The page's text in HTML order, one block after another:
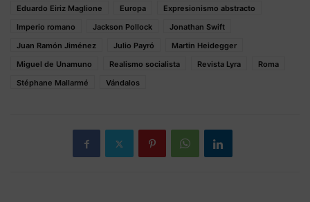
Eduardo Eiriz Maglione
Europa
Expresionismo abstracto
Imperio romano
Jackson Pollock
Jonathan Swift
Juan Ramón Jiménez
Julio Payró
Martin Heidegger
Miguel de Unamuno
Realismo socialista Revista Lyra
Roma
Stéphane Mallarmé
Vándalos